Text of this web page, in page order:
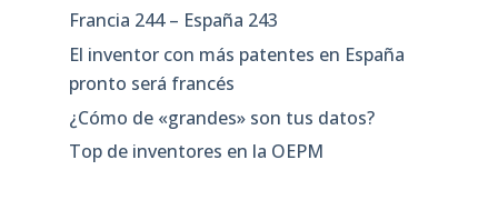
Francia 244 – España 243
El inventor con más patentes en España
pronto será francés
¿Cómo de «grandes» son tus datos?
Top de inventores en la OEPM